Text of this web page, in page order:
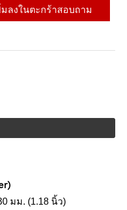
มลงในตะกร้าสอบถาม
มม. (1.18 นิ้ว)